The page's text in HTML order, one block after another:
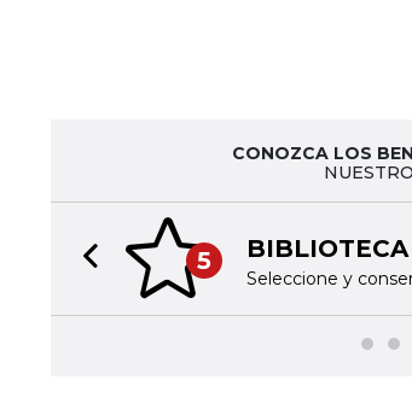
CONOZCA LOS
5
Seleccione y
Previous slide